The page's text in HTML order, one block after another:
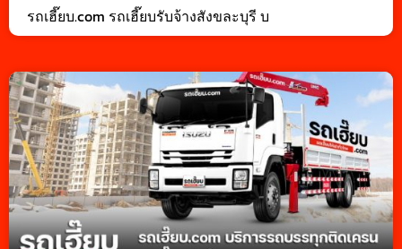
รถเฮี๊ยบ.com รถเฮี๊ยบรับจ้างสังขละบุรี บ